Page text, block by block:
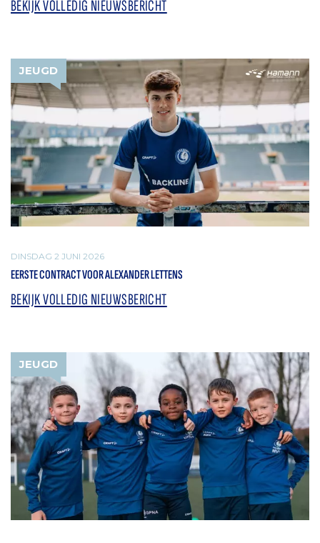
BEKIJK VOLLEDIG NIEUWSBERICHT
JEUGD
DINSDAG 2 JUNI 2026
EERSTE CONTRACT VOOR ALEXANDER LETTENS
BEKIJK VOLLEDIG NIEUWSBERICHT
JEUGD